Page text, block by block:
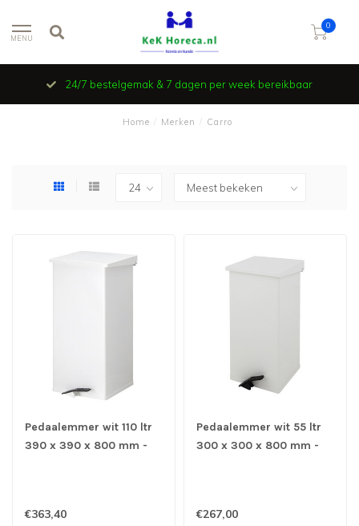
MENU
0
24/7 bestelgemak & 7 dagen per week bereikbaar
Home Merken Carro
Pedaalemmer wit 110 ltr
390 x 390 x 800 mm -
€363,40
Pedaalemmer wit 55 ltr
300 x 300 x 800 mm -
€267,00